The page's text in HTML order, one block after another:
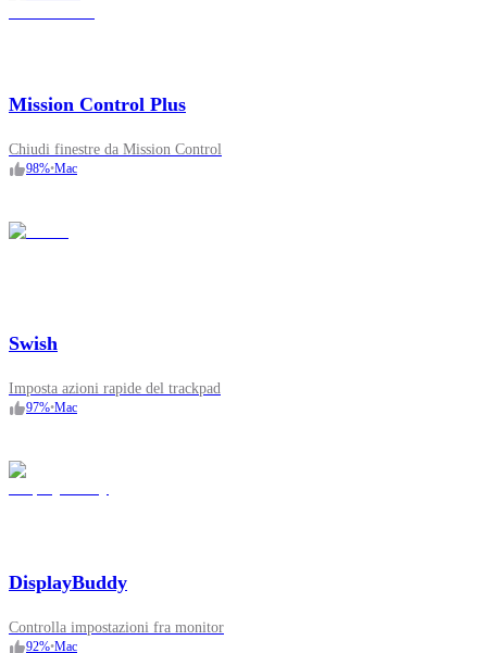
Mission Control Plus
Chiudi finestre da Mission Control
98%•Mac
Swish
Imposta azioni rapide del trackpad
97%•Mac
DisplayBuddy
Controlla impostazioni fra monitor
92%•Mac